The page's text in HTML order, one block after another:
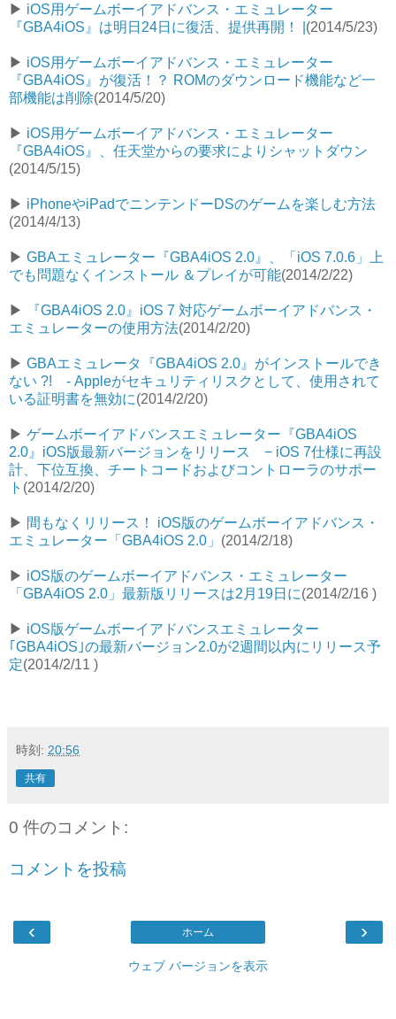
▶︎ iOS用ゲームボーイアドバンス・エミュレーター
『GBA4iOS』は明日24日に復活、提供再開！ | (2014/5/23)
▶︎ iOS用ゲームボーイアドバンス・エミュレーター
『GBA4iOS』が復活！？ ROMのダウンロード機能など一
部機能は削除(2014/5/20)
▶︎ iOS用ゲームボーイアドバンス・エミュレーター
『GBA4iOS』、任天堂からの要求によりシャットダウン
(2014/5/15)
▶︎ iPhoneやiPadでニンテンドーDSのゲームを楽しむ方法
(2014/4/13)
▶︎ GBAエミュレーター『GBA4iOS 2.0』、「iOS 7.0.6」上
でも問題なくインストール ＆プレイが可能(2014/2/22)
▶︎
『GBA4iOS 2.0』iOS 7 対応ゲームボーイアドバンス・
エミュレーターの使用方法(2014/2/20)
▶︎ GBAエミュレータ『GBA4iOS 2.0』がインストールでき
ない ?! - Appleがセキュリティリスクとして、使用されて
いる証明書を無効に(2014/2/20)
▶︎ ゲームボーイアドバンスエミュレーター『GBA4iOS
2.0』iOS版最新バージョンをリリース − iOS 7仕様に再設
計、下位互換、チートコードおよびコントローラのサポー
ト (2014/2/20)
▶︎ 間もなくリリース！ iOS版のゲームボーイアドバンス・
エミュレーター「GBA4iOS 2.0」 (2014/2/18)
▶︎ iOS版のゲームボーイアドバンス・エミュレーター
「GBA4iOS 2.0」最新版リリースは2月19日に(2014/2/16 )
▶︎ iOS版ゲームボーイアドバンスエミュレーター
｢GBA4iOS｣の最新バージョン2.0が2週間以内にリリース予
定(2014/2/11 )
時刻: 20:56
共有
0 件のコメント:
コメントを投稿
‹ ›
ホーム
ウェブ バージョンを表示